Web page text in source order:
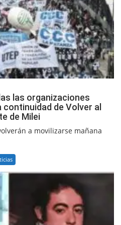
las organizaciones
de Volver al
de Milei
a movilizarse mañana